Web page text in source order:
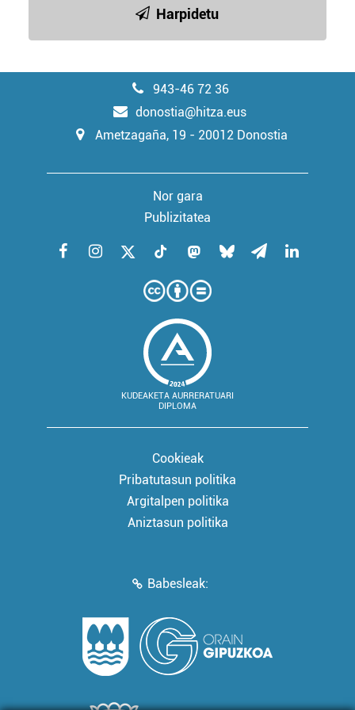
baliatzen gara. Ohar hau onartuz gero, teknologia hori
Harpidetu
943-46 72 36
donostia@hitza.eus
Ametzagaña, 19 - 20012 Donostia
Nor gara
Publizitatea
KUDEAKETA AURRERATUARI
DIPLOMA
Cookieak
Pribatutasun politika
Argitalpen politika
Aniztasun politika
Babesleak: